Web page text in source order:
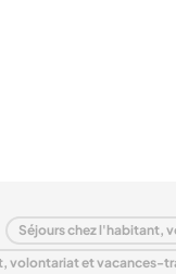
Séjours chez l'habitant,
volontariat et vacances-